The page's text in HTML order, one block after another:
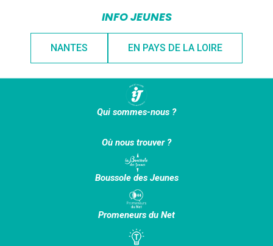
INFO JEUNES
NANTES EN PAYS DE LA LOIRE
Qui sommes-nous ?
Où nous trouver ?
Boussole des Jeunes
Promeneurs du Net